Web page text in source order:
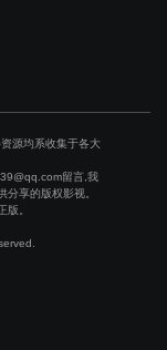
源均系收集于各大
留言,我
享的版权影视。
版。